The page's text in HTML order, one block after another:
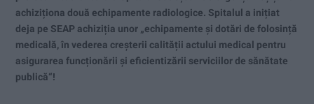
achiziționa două echipamente radiologice. Spitalul a inițiat
deja pe SEAP achiziția unor „echipamente și dotări de folosință
medicală, în vederea creșterii calității actului medical pentru
asigurarea funcționării și eficientizării serviciilor de sănătate
publică“!